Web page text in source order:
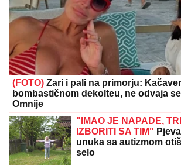
(FOTO) Žari i pali na primorju:
bombastičnom dekolteu, ne odvaja
Omnije
"IMAO JE NAPADE,
IZBORITI SA TIM"
unuka sa autizmom
selo